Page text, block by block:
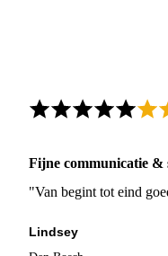
Fijne communicatie &
"Van begint tot eind
Lindsey